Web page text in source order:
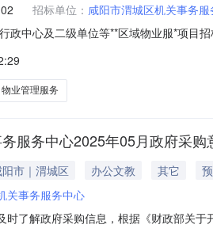
招标单位： 咸阳市渭城区机关事务
政中心及二级单位等**区域物业服*项目
等**区域物业服*项目采购方式：*开招标
物业管理服务
服务中心2025年05月政府采购
市｜渭城区 办公文教 其它
关事务服务中心
时了解政府采购信息，根据《财政部关